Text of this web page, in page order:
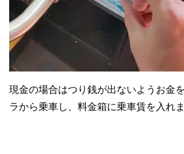
現金の場合はつり銭が出ないようお金
ラから乗車し、料金箱に乗車賃を入れま